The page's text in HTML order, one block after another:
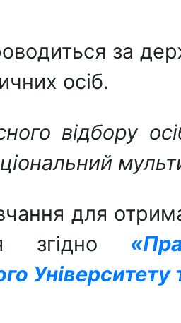
за
осіб.
відбору
для
згідно
Університету